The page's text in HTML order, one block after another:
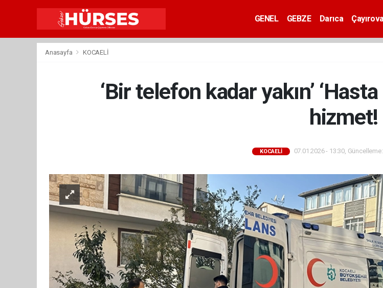
GENEL GEBZE Darıca
Anasayfa KOCAELİ
‘Bir telefon kadar yakın’
hizmet!
KOCAELİ 07.01.2026 - 13:30,